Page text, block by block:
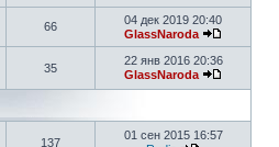
66
04 дек 2019 20:40
GlassNaroda
35
22 янв 2016 20:36
GlassNaroda
137
01 сен 2015 16:57